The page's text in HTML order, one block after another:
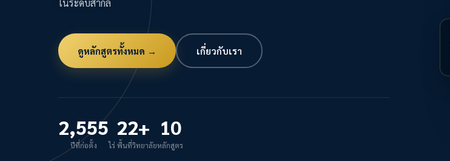
ในระดับสากล
ดูหลักสูตรทั้งหมด → เกี่ยวกับเรา
2,555
ปีที่ก่อตั้ง
22+
ไร่ พื้นที่วิทยาลัย
10
หลักสูตร